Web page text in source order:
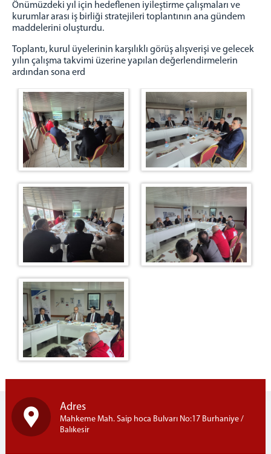
Projelerimiz
İletişim
Önümüzdeki yıl için hedeflenen iyileştirme çalışmaları ve
kurumlar arası iş birliği stratejileri toplantının ana gündem
maddelerini oluşturdu.
​Toplantı, kurul üyelerinin karşılıklı görüş alışverişi ve gelecek
yılın çalışma takvimi üzerine yapılan değerlendirmelerin
ardından sona erd
Adres
Mahkeme Mah. Saip hoca Bulvarı No:17 Burhaniye /
Balıkesir